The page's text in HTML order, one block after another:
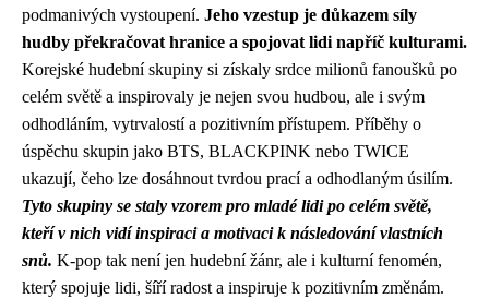
podmanivých vystoupení. Jeho vzestup je důkazem síly
hudby překračovat hranice a spojovat lidi napříč kulturami.
Korejské hudební skupiny si získaly srdce milionů fanoušků po
celém světě a inspirovaly je nejen svou hudbou, ale i svým
odhodláním, vytrvalostí a pozitivním přístupem. Příběhy o
úspěchu skupin jako BTS, BLACKPINK nebo TWICE
ukazují, čeho lze dosáhnout tvrdou prací a odhodlaným úsilím.
Tyto skupiny se staly vzorem pro mladé lidi po celém světě,
kteří v nich vidí inspiraci a motivaci k následování vlastních
snů. K-pop tak není jen hudební žánr, ale i kulturní fenomén,
který spojuje lidi, šíří radost a inspiruje k pozitivním změnám.